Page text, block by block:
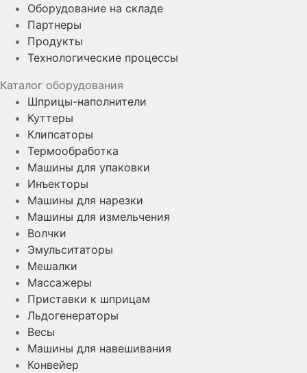
Оборудование на складе
Партнеры
Продукты
Технологические процессы
Каталог оборудования
Шприцы-наполнители
Куттеры
Клипсаторы
Термообработка
Машины для упаковки
Инъекторы
Машины для нарезки
Машины для измельчения
Волчки
Эмульситаторы
Мешалки
Массажеры
Приставки к шприцам
Льдогенераторы
Весы
Машины для навешивания
Конвейер